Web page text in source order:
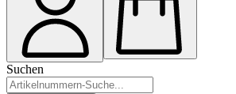
Suchen